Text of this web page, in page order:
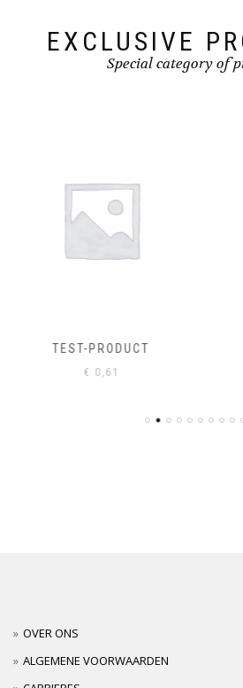
EXCLUSIVE
Special category of
TEST-PRODUCT
€0,61
OVER ONS
ALGEMENE VOORWAARDEN